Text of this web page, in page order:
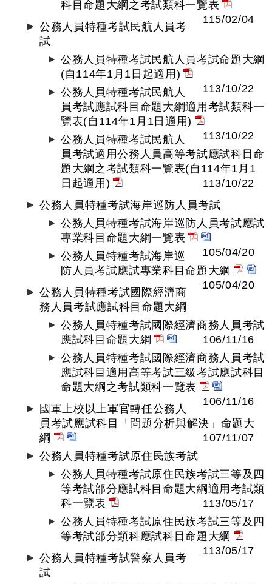
科目命題大綱之考試類科一覽表
115/02/04
公務人員特種考試民航人員考
試
公務人員特種考試民航人員考試命題大綱
(自114年1月1日起適用)
113/10/22
公務人員特種考試民航人
員考試應試科目命題大綱適用考試類科一
覽表(自114年1月1日適用)
113/10/22
公務人員特種考試民航人
員考試適用公務人員高等考試應試科目命
題大綱之考試類科一覽表(自114年1月1
日起適用)
113/10/22
公務人員特種考試海岸巡防人員考試
公務人員特種考試海岸巡防人員考試應試
專業科目命題大綱一覽表
105/04/20
公務人員特種考試海岸巡
防人員考試應試專業科目命題大綱
105/04/20
公務人員特種考試國際經濟商
務人員考試應試科目命題大綱
公務人員特種考試國際經濟商務人員考試
應試科目命題大綱
106/11/16
公務人員特種考試國際經濟商務人員考試
應試科目適用高等考試三級考試應試科目
命題大綱之考試類科一覽表
106/11/16
國軍上校以上軍官轉任公務人
員考試應試科目「問題分析與解決」命題大
綱
107/11/07
公務人員特種考試原住民族考試
公務人員特種考試原住民族考試三等及四
等考試部分應試科目命題大綱適用考試類
科一覽表
113/05/17
公務人員特種考試原住民族考試三等及四
等考試部分類科應試科目命題大綱
113/05/17
公務人員特種考試警察人員考
試